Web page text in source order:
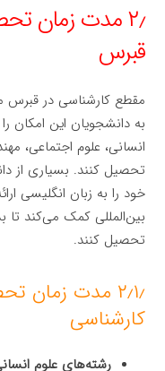
۲٫ مدت زمان
قبرس
مقطع کارشناسی در قبرس
به دانشجویان این امکان
انسانی، علوم اجتماعی،
تحصیل کنند. بسیاری از
خود را به زبان انگلیسی
بین‌المللی کمک می‌کند تا
تحصیل کنند.
۲٫۱٫ مدت
کارشناسی
رشته‌های علوم